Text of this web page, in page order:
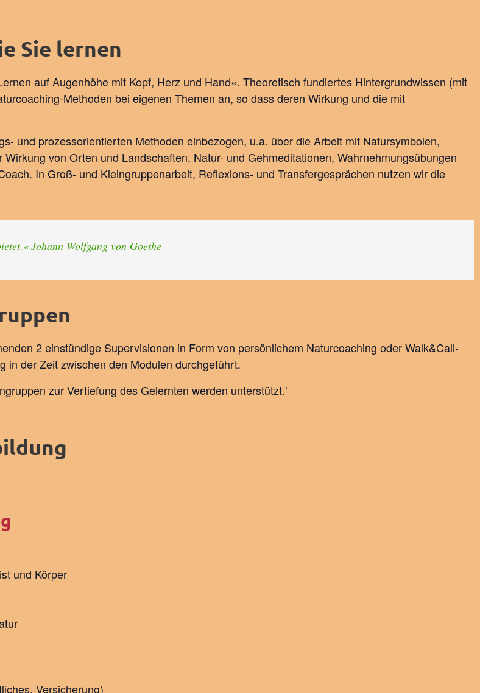
Sie lernen
auf Augenhöhe mit Kopf, Herz und Hand«. Theoretisch fundiertes Hintergrundwissen (mit
Methoden bei eigenen Themen an, so dass deren Wirkung und die mit
und prozessorientierten Methoden einbezogen, u.a. über die Arbeit mit Natursymbolen,
von Orten und Landschaften. Natur- und Gehmeditationen, Wahrnehmungsübungen
In Groß- und Kleingruppenarbeit, Reflexions- und Transfergesprächen nutzen wir die
Johann Wolfgang von Goethe
2 einstündige Supervisionen in Form von persönlichem Naturcoaching oder Walk&Call-
in der Zeit zwischen den Modulen durchgeführt.
zur Vertiefung des Gelernten werden unterstützt.‘
und Körper
Versicherung)